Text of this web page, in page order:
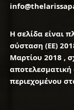
Η σελίδα είναι
σύσταση (ΕΕ)
Μαρτίου 2018 ,
περιεχομένου